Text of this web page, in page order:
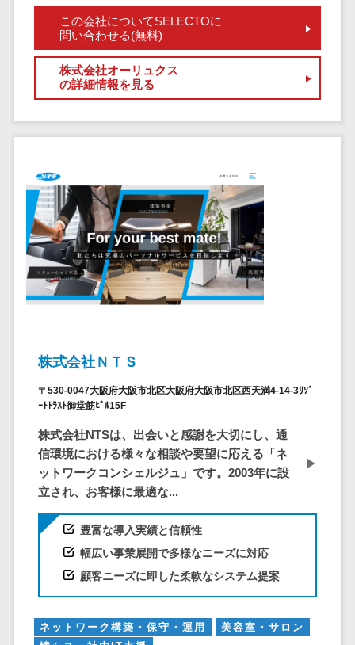
電子カルテ>
障害福祉ソフト>
介護ソフト>
オンライン診療システム>
オンコール代行サービス>
健康診断システム>
診療予約システム>
歯科向け電子カルテ>
歯科予約システム>
リハビリ管理システム>
電子薬歴システム>
不動産業界向け
不動産業務支援サービス>
不動産ホームページ制作>
入居者管理アプリ>
用地管理システム>
業界・業種特化型
保険代理店システム>
ア
社内SNS
Web会議シス
テム
電子証明書サ
ービス
データセンタ
ー
クラウド基盤
クローニング
ツール
クアップ
IoT空調制御
IoTプラットフ
ォーム
IT資産管理ツー
ル
SaaS管理ツー
ル
モバイルデバ
サーバー・ネ
この会社についてSELECTOに
問い合わせる(無料)
株式会社オーリュクス
の詳細情報を見る
株式会社ＮＴＳ
〒530-0047大阪府大阪市北区大阪府大阪市北区西天満4-14-3ﾘｿﾞ
ｰﾄﾄﾗｽﾄ御堂筋ﾋﾞﾙ15F
株式会社NTSは、出会いと感謝を大切にし、通
信環境における様々な相談や要望に応える「ネ
ットワークコンシェルジュ」です。2003年に設
立され、お客様に最適な...
豊富な導入実績と信頼性
幅広い事業展開で多様なニーズに対応
顧客ニーズに即した柔軟なシステム提案
ネットワーク構築・保守・運用
美容室・サロン